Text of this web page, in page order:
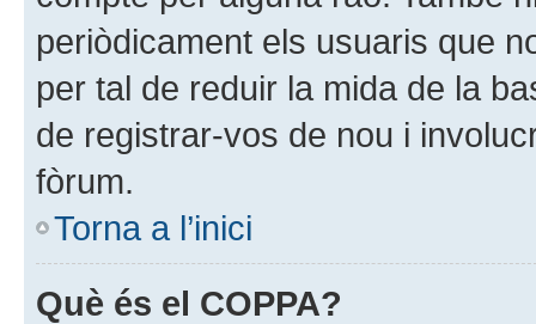
periòdicament els usuaris que
per tal de reduir la mida de la
de registrar-vos de nou i
fòrum.
Torna a l’inici
Què és el COPPA?